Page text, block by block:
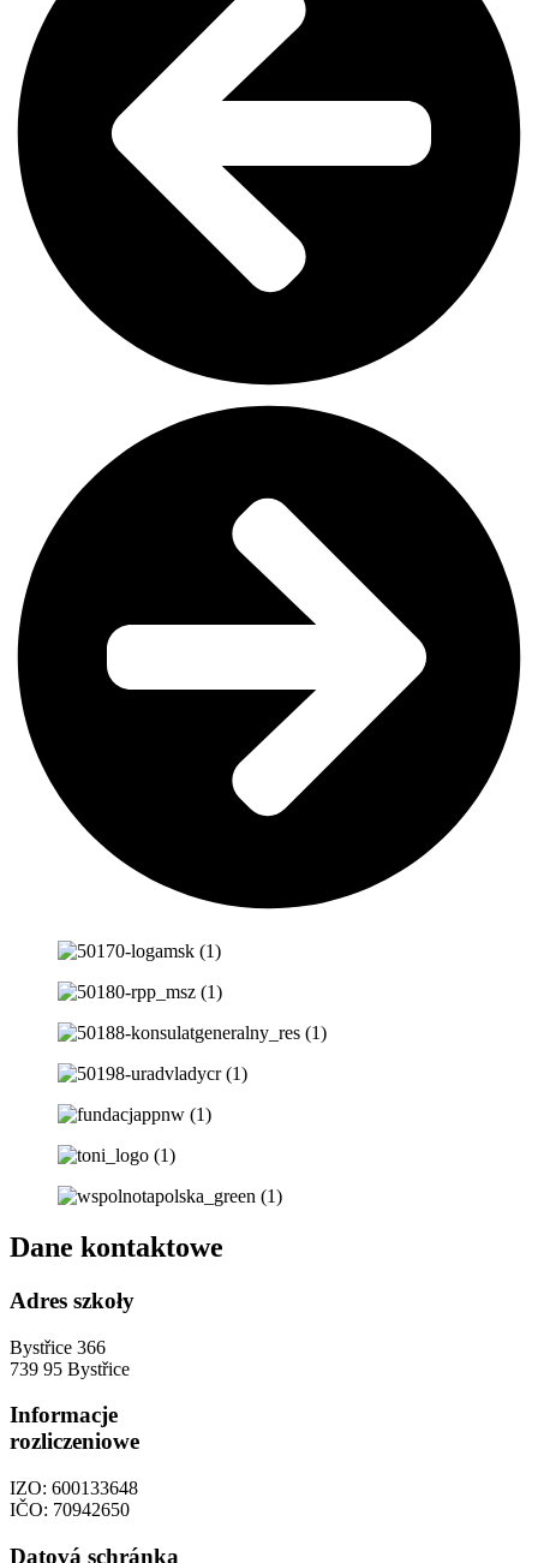
Dane kontaktowe
Adres szkoły
Bystřice 366
739 95 Bystřice
Informacje
rozliczeniowe
IZO: 600133648
IČO: 70942650
Datová schránka